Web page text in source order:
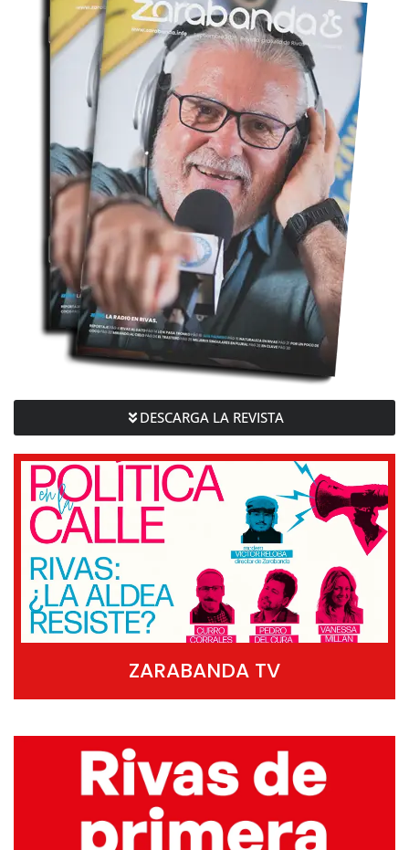
DESCARGA LA REVISTA
ZARABANDA TV